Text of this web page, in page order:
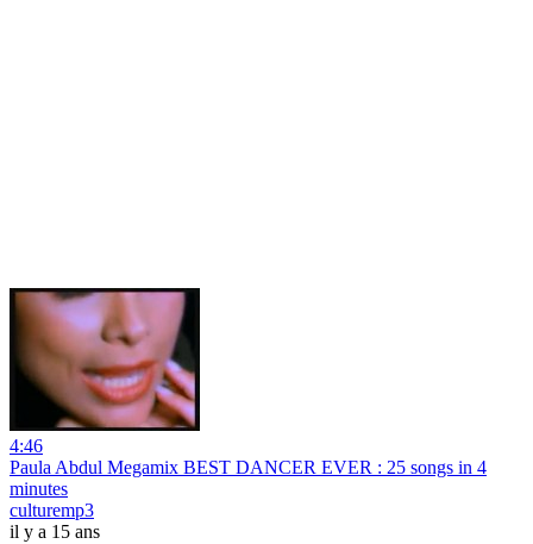
4:46
Paula Abdul Megamix BEST DANCER EVER : 25 songs in 4
minutes
culturemp3
il y a 15 ans